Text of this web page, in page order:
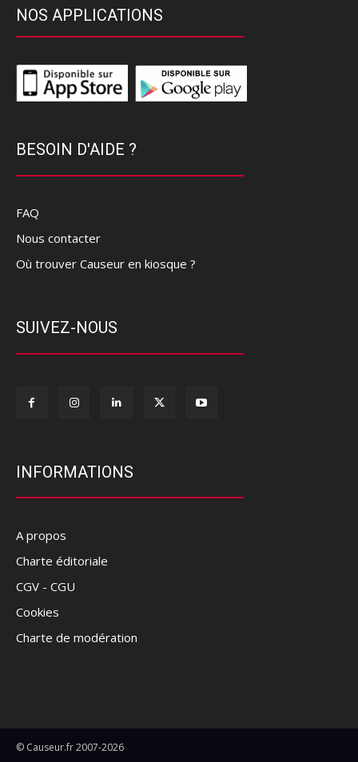
NOS APPLICATIONS
BESOIN D'AIDE ?
FAQ
Nous contacter
Où trouver Causeur en kiosque ?
SUIVEZ-NOUS
INFORMATIONS
A propos
Charte éditoriale
CGV - CGU
Cookies
Charte de modération
© Causeur.fr 2007-2026